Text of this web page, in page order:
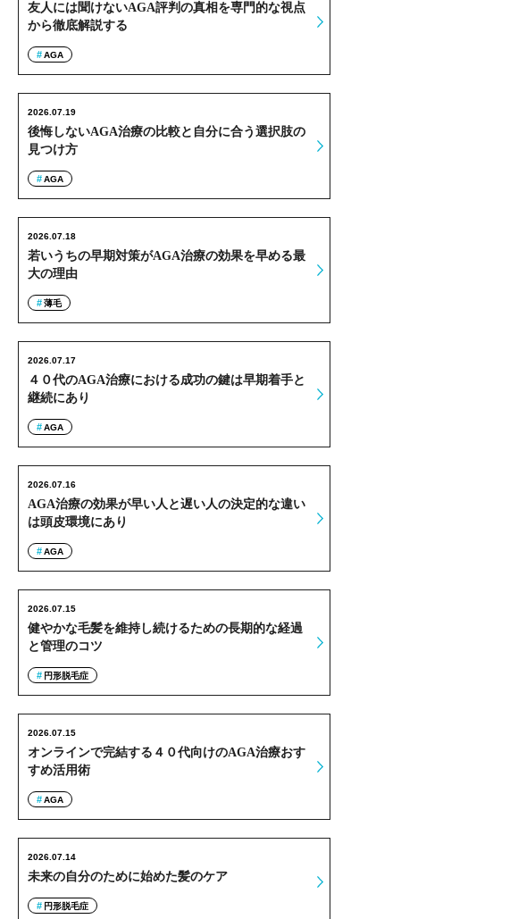
友人には聞けないAGA評判の真相を専門的な視点
から徹底解説する
AGA
後悔しないAGA治療の比較と自分に合う選択肢の
見つけ方
2026.07.19
AGA
若いうちの早期対策がAGA治療の効果を早める最
大の理由
2026.07.18
薄毛
４０代のAGA治療における成功の鍵は早期着手と
継続にあり
2026.07.17
AGA
AGA治療の効果が早い人と遅い人の決定的な違い
は頭皮環境にあり
2026.07.16
AGA
健やかな毛髪を維持し続けるための長期的な経過
と管理のコツ
2026.07.15
円形脱毛症
オンラインで完結する４０代向けのAGA治療おす
すめ活用術
2026.07.15
AGA
未来の自分のために始めた髪のケア
2026.07.14
円形脱毛症